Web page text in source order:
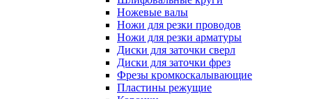
Ножевые валы
Ножи для резки проводов
Ножи для резки арматуры
Диски для заточки сверл
Диски для заточки фрез
Фрезы кромкоскалывающие
Пластины режущие